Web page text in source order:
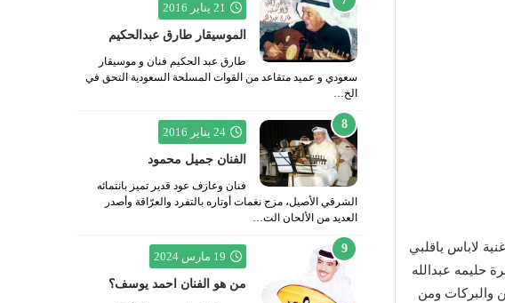
لاباس ياقلبي
حليمه عبدالله
والبركات ومن
21 يناير 2016
الموسيقار طارق عبدالحكيم
طارق عبد الحكيم فنان و موسيقار
سعودي و عميد متقاعد من القوات المسلحة السعودية التحق في
الخ…
24 يناير 2016
الفنان جميل محمود
فنان وعازف عود قدير تميز بانتمائه
الشرقي الأصيل، مزج نغمات أوتاره بالتفرد والعرّاقة وأصدر
العديد من الألحان الت…
19 مارس 2024
من هو الفنان احمد يوسف؟